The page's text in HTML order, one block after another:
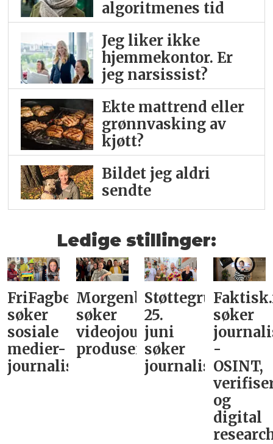
algoritmenes tid
Jeg liker ikke
hjemme­kontor. Er
jeg narsissist?
Ekte mattrend eller
grønnvasking av
kjøtt?
Bildet jeg aldri
sendte
Ledige stillinger:
FriFagbevegelse
søker
sosiale
medier-
journalist
Morgenbladet
søker
videojournalist/podkast-
produsent
Støttegruppa
25.
juni
søker
journalist
søker
-
OSINT,
og
digital